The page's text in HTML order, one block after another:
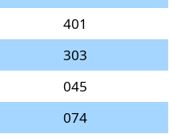
401
303
045
074